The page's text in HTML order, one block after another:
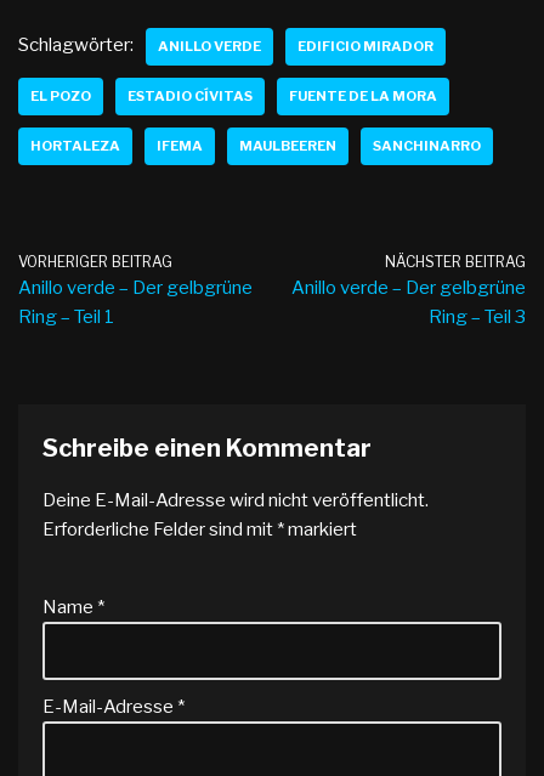
Schlagwörter: ANILLO VERDE EDIFICIO MIRADOR
EL POZO ESTADIO CÍVITAS FUENTE DE LA MORA
HORTALEZA IFEMA MAULBEEREN SANCHINARRO
VORHERIGER BEITRAG
Anillo verde – Der gelbgrüne
Ring – Teil 1
NÄCHSTER BEITRAG
Anillo verde – Der gelbgrüne
Ring – Teil 3
Schreibe einen Kommentar
Deine E-Mail-Adresse wird nicht veröffentlicht.
Erforderliche Felder sind mit *markiert
Name *
E-Mail-Adresse *